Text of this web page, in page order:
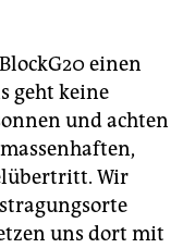
einen
geht keine
und achten
Wir
uns dort mit